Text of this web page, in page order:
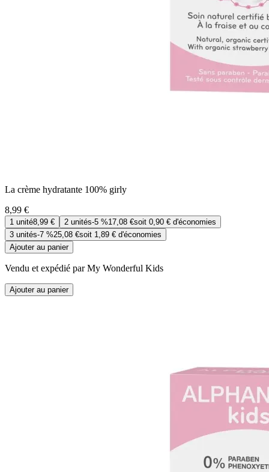
La crème hydratante 100% girly
8,99 €
1 unité8,99 € 2 unités-5 %17,08 €soit 0,90 € d'économies
3 unités-7 %25,08 €soit 1,89 € d'économies
Ajouter au panier
Vendu et expédié par My Wonderful Kids
Ajouter au panier